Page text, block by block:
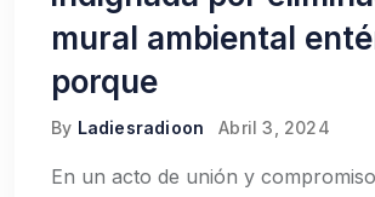
mural ambiental
porque
By Ladiesradioon Abril 3, 2024
En un acto de unión y